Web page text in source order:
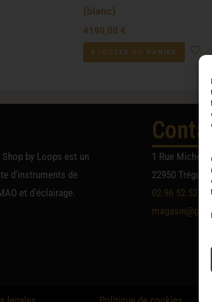
(blanc)
4190,00 €
AJOUTER AU PANIER
by Loops est un
d’instruments de
et d’éclairage.
1 Rue Michel
22950
02 96 52 52 52